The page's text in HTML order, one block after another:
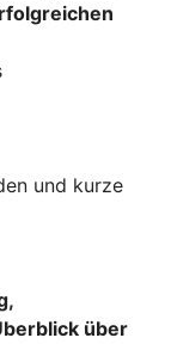
und kurze
über